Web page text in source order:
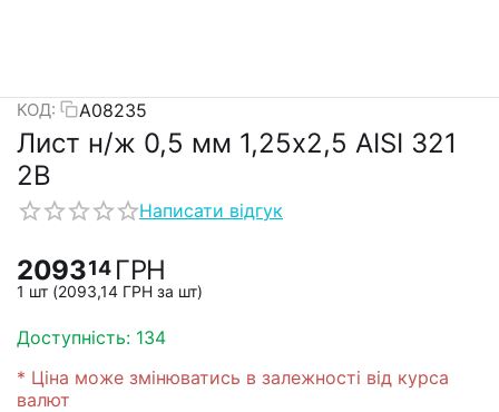
КОД: А08235
Лист н/ж 0,5 мм 1,25х2,5 AISI 321
2B
Написати відгук
209314 ГРН
1 шт (2093,14 ГРН за шт)
Доступність: 134
* Ціна може змінюватись в залежності від курса
валют